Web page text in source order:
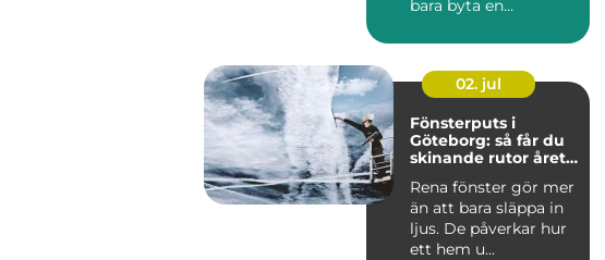
bara byta en
sätta upp en...
02. jul
Fönsterputs i
Göteborg: så får du
skinande rutor året
Rena fönster gör mer
än att bara släppa in
ljus. De påverkar hur
ett hem u...